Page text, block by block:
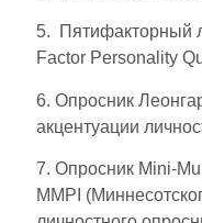
5. Пятифакторный
Factor Personality
6. Опросник
акцентуации
7. Опросник Mini-
MMPI